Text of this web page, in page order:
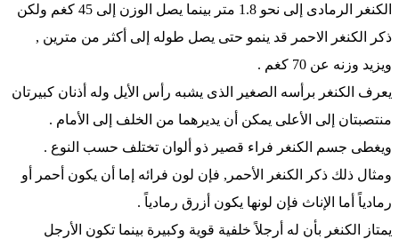
الكنغر الرمادى إلى نحو 1.8 متر بينما يصل الوزن إلى 45 كغم ولكن
ذكر الكنغر الاحمر قد ينمو حتى يصل طوله إلى أكثر من مترين ,
ويزيد وزنه عن 70 كغم .
يعرف الكنغر برأسه الصغير الذى يشبه رأس الأيل وله أذنان كبيرتان
منتصبتان إلى الأعلى يمكن أن يديرهما من الخلف إلى الأمام .
ويغطى جسم الكنغر فراء قصير ذو ألوان تختلف حسب النوع .
ومثال ذلك ذكر الكنغر الأحمر, فإن لون فرائه إما أن يكون أحمر أو
رمادياً أما الإناث فإن لونها يكون أزرق رمادياً .
يمتاز الكنغر بأن له أرجلاً خلفية قوية وكبيرة بينما تكون الأرجل